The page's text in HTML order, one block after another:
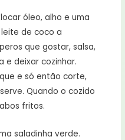
óleo, alho e uma
de coco a
que gostar, salsa,
e deixar cozinhar.
e só então corte,
Quando o cozido
fritos.
saladinha verde.